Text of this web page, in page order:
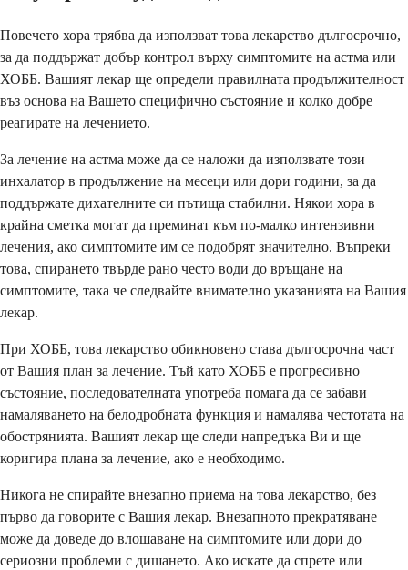
Повечето хора трябва да използват това лекарство дългосрочно,
за да поддържат добър контрол върху симптомите на астма или
ХОББ. Вашият лекар ще определи правилната продължителност
въз основа на Вашето специфично състояние и колко добре
реагирате на лечението.
За лечение на астма може да се наложи да използвате този
инхалатор в продължение на месеци или дори години, за да
поддържате дихателните си пътища стабилни. Някои хора в
крайна сметка могат да преминат към по-малко интензивни
лечения, ако симптомите им се подобрят значително. Въпреки
това, спирането твърде рано често води до връщане на
симптомите, така че следвайте внимателно указанията на Вашия
лекар.
При ХОББ, това лекарство обикновено става дългосрочна част
от Вашия план за лечение. Тъй като ХОББ е прогресивно
състояние, последователната употреба помага да се забави
намаляването на белодробната функция и намалява честотата на
обострянията. Вашият лекар ще следи напредъка Ви и ще
коригира плана за лечение, ако е необходимо.
Никога не спирайте внезапно приема на това лекарство, без
първо да говорите с Вашия лекар. Внезапното прекратяване
може да доведе до влошаване на симптомите или дори до
сериозни проблеми с дишането. Ако искате да спрете или